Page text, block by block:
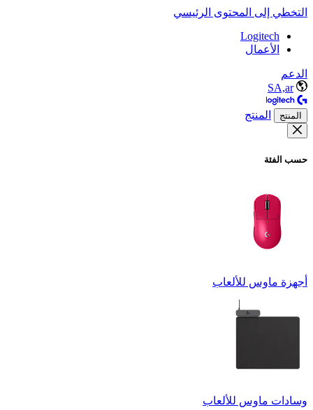
التخطي إلى المحتوى الرئيسي
Logitech
الأعمال
الدعم
SA,ar
المنتج المنتج
حسب الفئة
أجهزة ماوس للألعاب
وسادات ماوس للألعاب